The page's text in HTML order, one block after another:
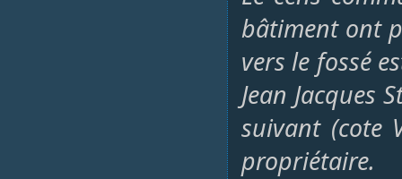
bâtiment ont
vers le fossé
Jean Jacques
suivant (cote
propriétaire.